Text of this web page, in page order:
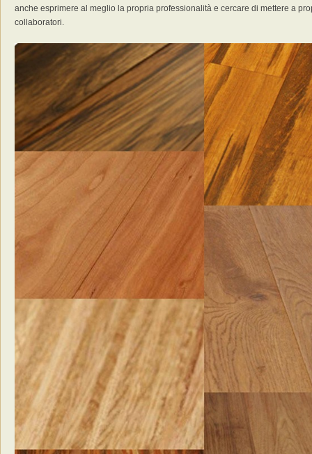
anche esprimere al meglio la propria professionalità e cercare di mettere a
collaboratori.